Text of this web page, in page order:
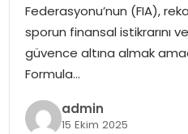
OTOMOBIL
TEKNOLOJI
EKONOMI
Federasyonu’nun (FIA),
sporun finansal istikrarını
güvence altına almak
Formula…
admin
15 Ekim 2025